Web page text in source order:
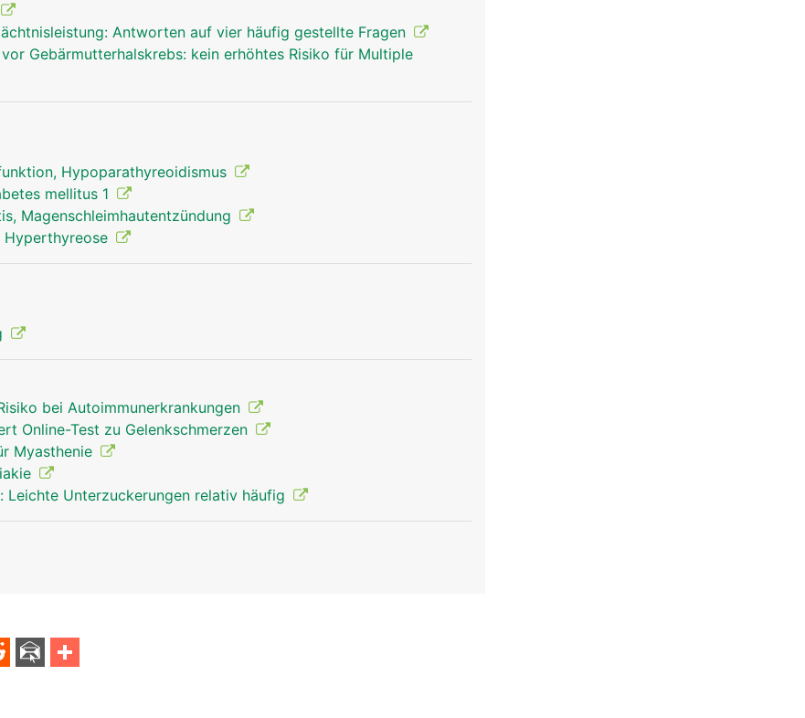
Antworten auf vier häufig gestellte Fragen
Gebärmutterhalskrebs: kein erhöhtes Risiko für Multiple
Hypoparathyreoidismus
mellitus 1
Magenschleimhautentzündung
Hyperthyreose
bei Autoimmunerkrankungen
Online-Test zu Gelenkschmerzen
Myasthenie
Leichte Unterzuckerungen relativ häufig